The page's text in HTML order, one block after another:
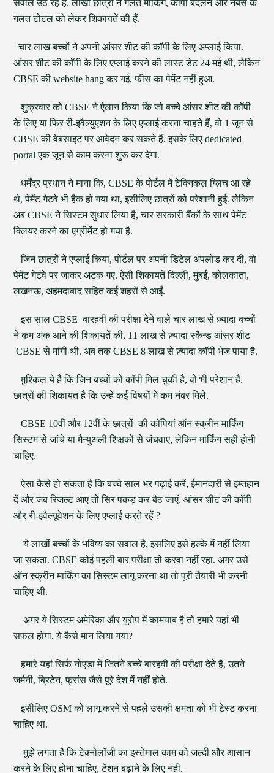
सवाल उठ रहे हैं. लाखों छात्रों ने गलत मार्किंग, कॉपी बदलने और नंबर्स के
ग़लत टोटल को लेकर शिकायतें की हैं.
चार लाख बच्चों ने अपनी आंसर शीट की कॉपी के लिए अप्लाई किया.
आंसर शीट की कॉपी के लिए एप्लाई करने की लास्ट डेट 24 मई थी, लेकिन
CBSE की website hang कर गई, फीस का पेमेंट नहीं हुआ.
शुक्रवार को CBSE ने ऐलान किया कि जो बच्चे आंसर शीट की कॉपी
के लिए या फिर री-इवैल्युएशन के लिए एप्लाई करना चाहते हैं, वो 1 जून से
CBSE की वेबसाइट पर आवेदन कर सकते हैं. इसके लिए dedicated
portal एक जून से काम करना शुरू कर देगा.
धर्मेंद्र प्रधान ने माना कि, CBSE के पोर्टल में टेक्निकल ग्लिच आ रहे
थे, पेमेंट गेटवे भी हैक हो गया था, इसीलिए छात्रों को परेशानी हुई. लेकिन
अब CBSE ने सिस्टम सुधार लिया है, चार सरकारी बैंकों के साथ पेमेंट
क्लियर करने का एग्रीमेंट हो गया है.
जिन छात्रों ने एप्लाई किया, पोर्टल पर अपनी डिटेल अपलोड कर दी, वो
पेमेंट गेटवे पर जाकर अटक गए. ऐसी शिकायतें दिल्ली, मुंबई, कोलकाता,
लखनऊ, अहमदाबाद सहित कई शहरों से आईं.
इस साल CBSE बारहवीं की परीक्षा देने वाले चार लाख से ज़्यादा बच्चों
ने कम अंक आने की शिकायतें की, 11 लाख से ज़्यादा स्कैन्ड आंसर शीट
CBSE से मांगी थी. अब तक CBSE 8 लाख से ज़्यादा कॉपी भेज पाया है.
मुश्किल ये है कि जिन बच्चों को कॉपी मिल चुकी है, वो भी परेशान हैं.
छात्रों की शिकायत है कि उन्हें कई विषयों में कम नंबर मिले.
CBSE 10वीं और 12वीं के छात्रों की कॉपियां ऑन स्क्रीन मार्किंग
सिस्टम से जांचे या मैन्युअली शिक्षकों से जंचवाए, लेकिन मार्किंग सही होनी
चाहिए.
ऐसा कैसे हो सकता है कि बच्चे साल भर पढ़ाई करें, ईमानदारी से इम्तहान
दें और जब रिजल्ट आए तो सिर पकड़ कर बैठ जाएं, आंसर शीट की कॉपी
और री-इवैल्यूवेशन के लिए एप्लाई करते रहें ?
ये लाखों बच्चों के भविष्य का सवाल है, इसलिए इसे हल्के में नहीं लिया
जा सकता. CBSE कोई पहली बार परीक्षा तो करवा नहीं रहा. अगर उसे
ऑन स्क्रीन मार्किंग का सिस्टम लागू करना था तो पूरी तैयारी भी करनी
चाहिए थी.
अगर ये सिस्टम अमेरिका और यूरोप में कामयाब है तो हमारे यहां भी
सफल होगा, ये कैसे मान लिया गया?
हमारे यहां सिर्फ नोएडा में जितने बच्चे बारहवीं की परीक्षा देते हैं, उतने
जर्मनी, ब्रिटेन, फ्रांस जैसे पूरे देश में नहीं होते.
इसीलिए OSM को लागू करने से पहले उसकी क्षमता को भी टेस्ट करना
चाहिए था.
मुझे लगता है कि टेक्नोलॉजी का इस्तेमाल काम को जल्दी और आसान
करने के लिए होना चाहिए, टेंशन बढ़ाने के लिए नहीं.